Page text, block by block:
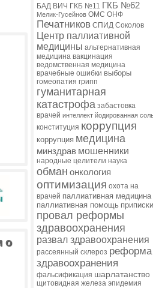
о
БАД ВИЧ ГКБ №11 ГКБ №62
Мелик-Гусейнов ОМС ОНФ
Печатников СПИД Соколов
Центр паллиативной
медицины альтернативная
медицина вакцинация
ведомственная медицина
врачебные ошибки выборы
гомеопатия грипп
гуманитарная
катастрофа забастовка
врачей интеллект йодированная
конституция коррупция
коррупция медицина
минздрав мошенники
народные целители наука
обман онкология
оптимизация охота на
врачей паллиативная медицина
паллиативная помощь приписки
провал реформы
здравоохранения
развал здравоохранения
рассеянный склероз реформа
здравоохранения
фальсификация шарлатанство
щитовидная железа эпидемия